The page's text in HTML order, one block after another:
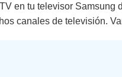
en tu televisor Samsung
canales de televisión.